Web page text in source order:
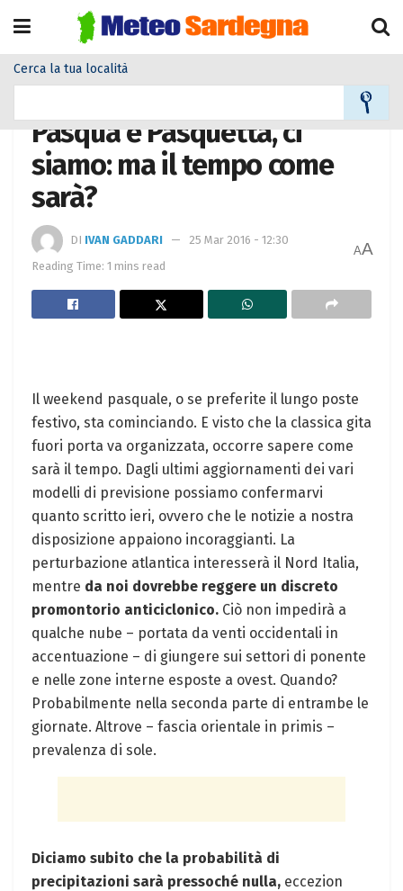
Cerca la tua località
Pasqua e Pasquetta, ci
siamo: ma il tempo come
sarà?
DI IVAN GADDARI
25 Mar 2016 - 12:30
Reading Time: 1 mins read
AA
Il weekend pasquale, o se preferite il lungo poste
festivo, sta cominciando. E visto che la classica gita
fuori porta va organizzata, occorre sapere come
sarà il tempo. Dagli ultimi aggiornamenti dei vari
modelli di previsione possiamo confermarvi
quanto scritto ieri, ovvero che le notizie a nostra
disposizione appaiono incoraggianti. La
perturbazione atlantica interesserà il Nord Italia,
mentre da noi dovrebbe reggere un discreto
promontorio anticiclonico. Ciò non impedirà a
qualche nube – portata da venti occidentali in
accentuazione – di giungere sui settori di ponente
e nelle zone interne esposte a ovest. Quando?
Probabilmente nella seconda parte di entrambe le
giornate. Altrove – fascia orientale in primis –
prevalenza di sole.
Diciamo subito che la probabilità di
precipitazioni sarà pressoché nulla, eccezion